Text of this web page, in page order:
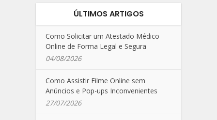
ÚLTIMOS ARTIGOS
Como Solicitar um Atestado Médico
Online de Forma Legal e Segura
04/08/2026
Como Assistir Filme Online sem
Anúncios e Pop-ups Inconvenientes
27/07/2026